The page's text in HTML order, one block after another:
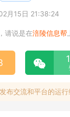
月15日 21:38:24
请说是在涪陵信息帮
布交流和平台的运